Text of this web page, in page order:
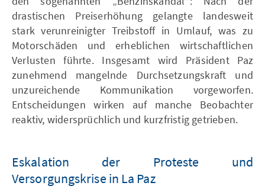
drastischen Preiserhöhung gelangte landesweit
stark verunreinigter Treibstoff in Umlauf, was zu
Motorschäden und erheblichen wirtschaftlichen
Verlusten führte. Insgesamt wird Präsident Paz
zunehmend mangelnde Durchsetzungskraft und
unzureichende Kommunikation vorgeworfen.
Entscheidungen wirken auf manche Beobachter
reaktiv, widersprüchlich und kurzfristig getrieben.
Eskalation der Proteste und
Versorgungskrise in La Paz